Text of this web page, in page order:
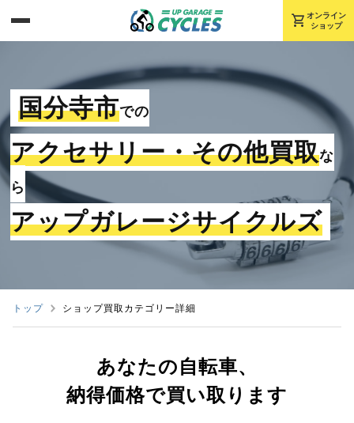
shopping_cart オンライン
ショップ
国分寺市での
アクセサリー・その他買取な
ら
アップガレージサイクルズ
トップ ショップ買取カテゴリー詳細
あなたの自転車、
納得価格で買い取ります